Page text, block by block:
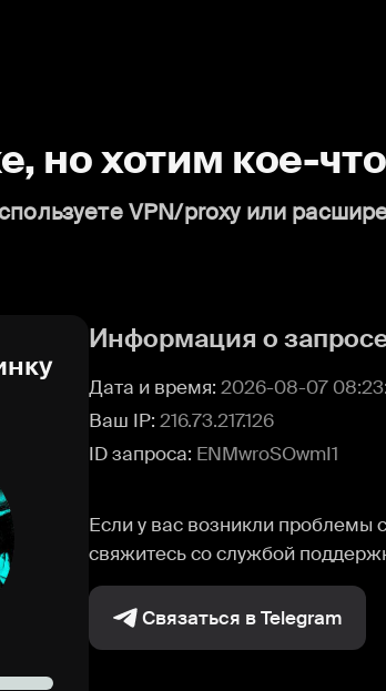
но хотим кое-
VPN/proxy или
Информация о
Дата и время: 2026-08-07
Ваш IP: 216.73.217.126
ID запроса: ENMwroSOwmI1
Если у вас возникли проблемы
свяжитесь со службой
Связаться в Telegram